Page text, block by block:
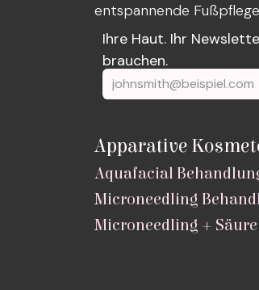
entspannende
Ihre Haut. Ihr
brauchen.
Apparative
Aquafacial
Microneedling
Microneedling + Säure